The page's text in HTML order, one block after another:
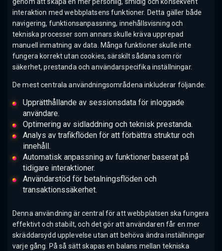
interaktion med webbplatsens funktioner. Detta gäller både
navigering, funktionsanpassning, innehållsvisning och
tekniska processer som annars skulle kräva upprepad
manuell inmatning av data. Många funktioner skulle inte
fungera korrekt utan cookies, särskilt sådana som rör
säkerhet, prestanda och användarspecifika inställningar.
De mest centrala användningsområdena inkluderar följande:
Upprätthållande av sessionsdata för inloggade
användare.
Optimering av sidladdning och teknisk prestanda.
Analys av trafikflöden för att förbättra struktur och
innehåll.
Automatisk anpassning av funktioner baserat på
tidigare interaktioner.
Användarstöd för betalningsflöden och
transaktionssäkerhet.
Denna användning är central för att webbplatsen ska fungera
effektivt och stabilt, och det gör att användaren får en mer
skräddarsydd upplevelse utan att behöva ändra inställningar
varje gång. På så sätt skapas en balans mellan tekniska